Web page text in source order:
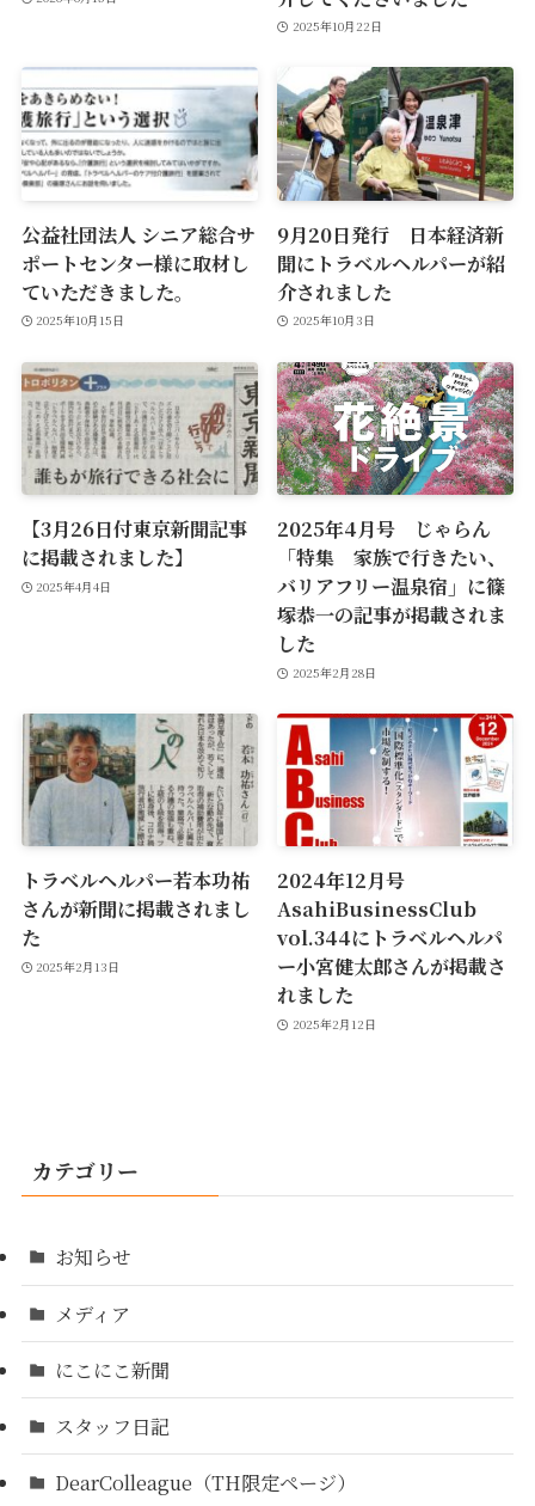
2025年10月22日
公益社団法人 シニア総合サ
ポートセンター様に取材し
ていただきました。
2025年10月15日
9月20日発行 日本経済新
聞にトラベルヘルパーが紹
介されました
2025年10月3日
【3月26日付東京新聞記事
に掲載されました】
2025年4月4日
2025年4月号 じゃらん
「特集 家族で行きたい、
バリアフリー温泉宿」に篠
塚恭一の記事が掲載されま
した
2025年2月28日
トラベルヘルパー若本功祐
さんが新聞に掲載されまし
た
2025年2月13日
2024年12月号
AsahiBusinessClub
vol.344にトラベルヘルパ
ー小宮健太郎さんが掲載さ
れました
2025年2月12日
カテゴリー
お知らせ
メディア
にこにこ新聞
スタッフ日記
DearColleague（TH限定ページ）